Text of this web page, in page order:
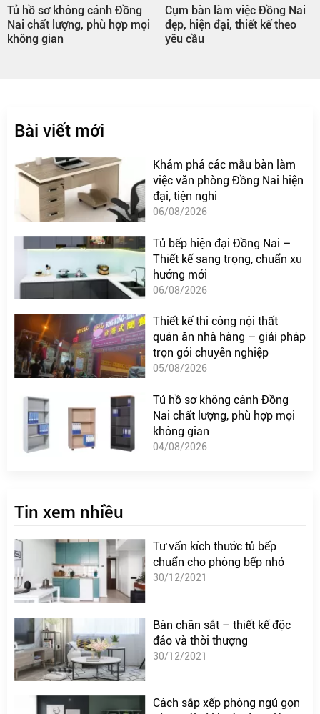
Cụm bàn làm việc Đồng Nai
đẹp, hiện đại, thiết kế theo
yêu cầu
Vách ngăn phòng khách
Đồng Nai – Điểm nhấn sang
trọng cho ngôi nhà
Bài viết mới
Khám phá các mẫu bàn làm
việc văn phòng Đồng Nai hiện
đại, tiện nghi
06/08/2026
Tủ bếp hiện đại Đồng Nai –
Thiết kế sang trọng, chuẩn xu
hướng mới
06/08/2026
Thiết kế thi công nội thất
quán ăn nhà hàng – giải pháp
trọn gói chuyên nghiệp
05/08/2026
Tủ hồ sơ không cánh Đồng
Nai chất lượng, phù hợp mọi
không gian
04/08/2026
Tin xem nhiều
Tư vấn kích thước tủ bếp
chuẩn cho phòng bếp nhỏ
30/12/2021
Bàn chân sắt – thiết kế độc
đáo và thời thượng
30/12/2021
Cách sắp xếp phòng ngủ gọn